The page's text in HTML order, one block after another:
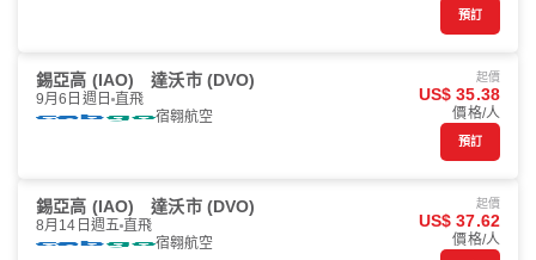
預訂
錫亞高 (IAO) 達沃市 (DVO)
9月6日週日 直飛
宿翱航空
起價
US$ 35.38
價格/人
預訂
錫亞高 (IAO) 達沃市 (DVO)
8月14日週五 直飛
宿翱航空
起價
US$ 37.62
價格/人